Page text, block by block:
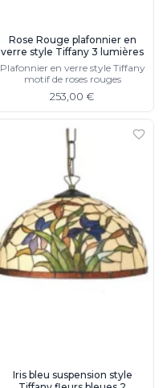
Rose Rouge plafonnier en
verre style Tiffany 3 lumières
Plafonnier en verre style Tiffany
motif de roses rouges
253,00 €
Iris bleu suspension style